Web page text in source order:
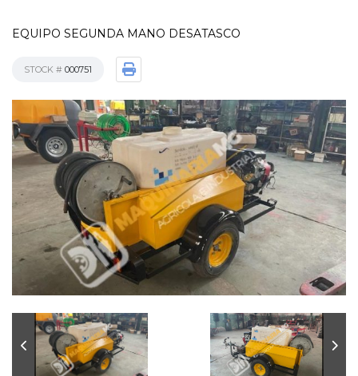
EQUIPO SEGUNDA MANO DESATASCO
STOCK # 000751